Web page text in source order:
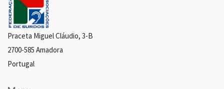
Praceta Miguel Cláudio, 3-B
2700-585 Amadora
Portugal